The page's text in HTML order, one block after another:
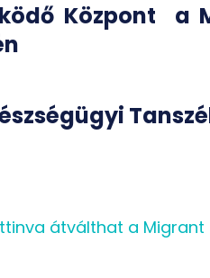
Központ a